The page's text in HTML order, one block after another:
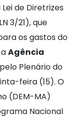
de Diretrizes
3/21), que
os gastos do
Agência
Plenário do
feira (15). O
(DEM-MA)
Nacional